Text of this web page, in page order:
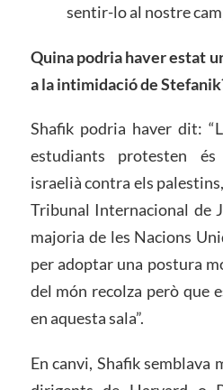
sentir-lo al nostre
Quina podria haver estat
a la intimidació de
Shafik podria haver dit:
estudiants protesten
israelià contra els
Tribunal Internacional de
majoria de les Nacions
per adoptar una postura
del món recolza però que
en aquesta sala”.
En canvi, Shafik semblava